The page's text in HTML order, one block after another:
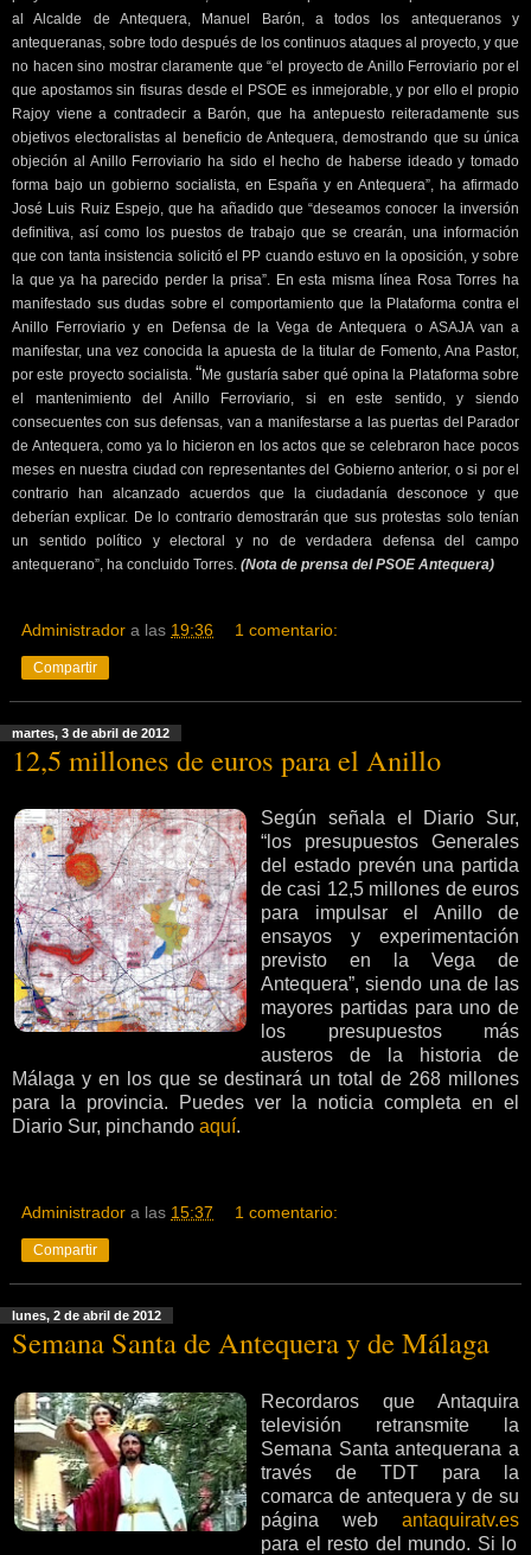
al Alcalde de Antequera, Manuel Barón, a todos los antequeranos y
antequeranas, sobre todo después de los continuos ataques al proyecto, y que
no hacen sino mostrar claramente que “el proyecto de Anillo Ferroviario por el
que apostamos sin fisuras desde el PSOE es inmejorable, y por ello el propio
Rajoy viene a contradecir a Barón, que ha antepuesto reiteradamente sus
objetivos electoralistas al beneficio de Antequera, demostrando que su única
objeción al Anillo Ferroviario ha sido el hecho de haberse ideado y tomado
forma bajo un gobierno socialista, en España y en Antequera”, ha afirmado
José Luis Ruiz Espejo, que ha añadido que “deseamos conocer la inversión
definitiva, así como los puestos de trabajo que se crearán, una información
que con tanta insistencia solicitó el PP cuando estuvo en la oposición, y sobre
la que ya ha parecido perder la prisa”. En esta misma línea Rosa Torres ha
manifestado sus dudas sobre el comportamiento que la Plataforma contra el
Anillo Ferroviario y en Defensa de la Vega de Antequera o ASAJA van a
manifestar, una vez conocida la apuesta de la titular de Fomento, Ana Pastor,
por este proyecto socialista. “Me gustaría saber qué opina la Plataforma sobre
el mantenimiento del Anillo Ferroviario, si en este sentido, y siendo
consecuentes con sus defensas, van a manifestarse a las puertas del Parador
de Antequera, como ya lo hicieron en los actos que se celebraron hace pocos
meses en nuestra ciudad con representantes del Gobierno anterior, o si por el
contrario han alcanzado acuerdos que la ciudadanía desconoce y que
deberían explicar. De lo contrario demostrarán que sus protestas solo tenían
un sentido político y electoral y no de verdadera defensa del campo
antequerano”, ha concluido Torres. (Nota de prensa del PSOE Antequera)
Administrador a las 19:36 1 comentario:
Compartir
martes, 3 de abril de 2012
12,5 millones de euros para el Anillo
Según señala el Diario Sur,
“los presupuestos Generales
del estado prevén una partida
de casi 12,5 millones de euros
para impulsar el Anillo de
ensayos y experimentación
previsto en la Vega de
Antequera”, siendo una de las
mayores partidas para uno de
los presupuestos más
austeros de la historia de
Málaga y en los que se destinará un total de 268 millones
para la provincia. Puedes ver la noticia completa en el
Diario Sur, pinchando aquí.
Administrador a las 15:37 1 comentario:
Compartir
lunes, 2 de abril de 2012
Semana Santa de Antequera y de Málaga
Recordaros que Antaquira
televisión retransmite la
Semana Santa antequerana a
través de TDT para la
comarca de antequera y de su
página web antaquiratv.es
para el resto del mundo. Si lo